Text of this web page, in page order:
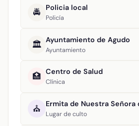
🚔 Policia local
Policía
🏛️ Ayuntamiento de Agudo
Ayuntamiento
🏥 Centro de Salud
Clínica
⛪ Lugar de culto